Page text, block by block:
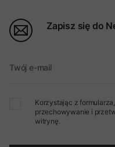
Zapisz się do
Twój e-mail
Korzystając z
przechowywanie i
witrynę.